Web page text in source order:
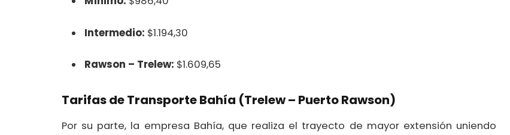
Intermedio: $1.194,30
Rawson – Trelew: $1.609,65
Tarifas de Transporte Bahía (Trelew – Puerto Rawson)
Por su parte, la empresa Bahía, que realiza el trayecto de mayor extensión uniendo